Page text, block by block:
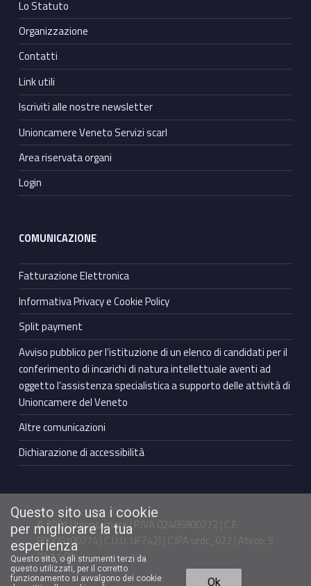
Lo Statuto
Organizzazione
Contatti
Link utili
Iscriviti alle nostre newsletter
Unioncamere Veneto Servizi scarl
Area riservata organi
Login
COMUNICAZIONE
Fatturazione Elettronica
Informativa Privacy e Cookie Policy
Split payment
Avviso pubblico per l’istituzione di un elenco di candidati per il
conferimento di incarichi di natura intellettuale aventi ad
oggetto l’assistenza specialistica a supporto delle attività di
Unioncamere del Veneto
Altre comunicazioni
Dichiarazione di accessibilità
© 2021 Unioncamere | P.IVA 02406800272 | C.F.
80009100274 | C.U.U. UFZ42J | C.IPA urdc_027 | Ateco: S
94.11.00
Torna in cima ↑
Questo sito usa i cookie
per migliorare la tua
esperienza
Questo sito, o gli strumenti terzi da
questo utilizzati, per il corretto
funzionamento si avvalgono dei cookie
Ok